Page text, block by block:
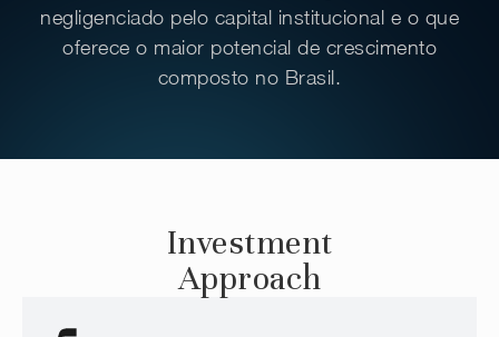
negligenciado pelo capital institucional e o que
oferece o maior potencial de crescimento
composto no Brasil.
Investment
Approach